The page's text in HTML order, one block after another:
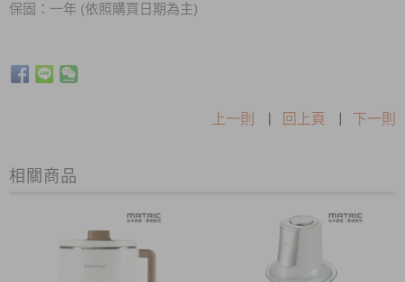
保固：一年 (依照購買日期為主)
上一則 | 回上頁 | 下一則
相關商品